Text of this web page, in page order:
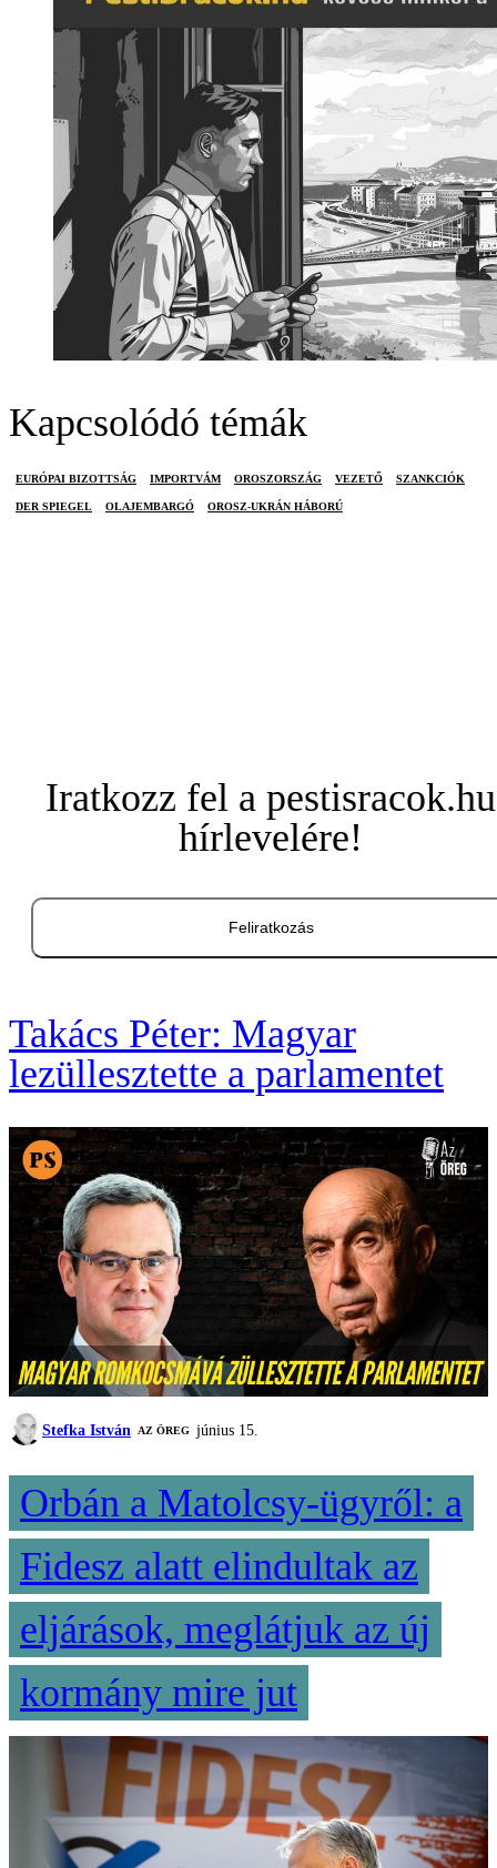
Kapcsolódó témák
EURÓPAI BIZOTTSÁG IMPORTVÁM OROSZORSZÁG VEZETŐ SZANKCIÓK
DER SPIEGEL OLAJEMBARGÓ OROSZ-UKRÁN HÁBORÚ
Iratkozz fel a pestisracok.hu
hírlevelére!
Feliratkozás
Takács Péter: Magyar
lezüllesztette a parlamentet
Stefka István AZ ÖREG június 15.
Orbán a Matolcsy-ügyről: a
Fidesz alatt elindultak az
eljárások, meglátjuk az új
kormány mire jut